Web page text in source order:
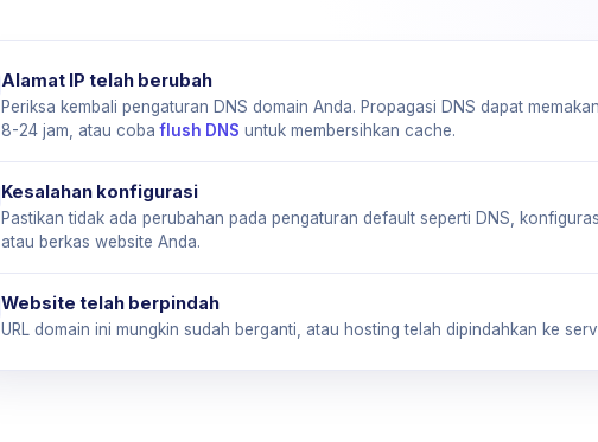
Alamat IP telah berubah
Periksa kembali pengaturan DNS domain Anda. Propagasi DNS dapat
8-24 jam, atau cobaflush DNS untuk membersihkan cache.
Kesalahan konfigurasi
Pastikan tidak ada perubahan pada pengaturan default seperti DNS,
atau berkas website Anda.
Website telah berpindah
URL domain ini mungkin sudah berganti, atau hosting telah dipindahkan ke